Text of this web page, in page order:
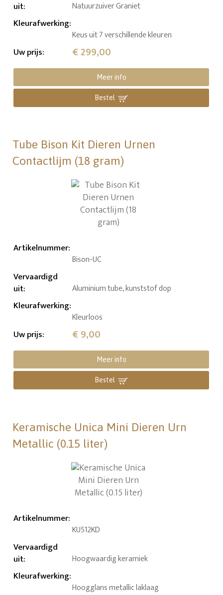
uit: Natuurzuiver Graniet
Kleurafwerking:
Keus uit 7 verschillende kleuren
Uw prijs: € 299,00
Meer info
Bestel
Tube Bison Kit Dieren Urnen
Contactlijm (18 gram)
Artikelnummer:
Bison-UC
Vervaardigd
uit: Aluminium tube, kunststof dop
Kleurafwerking:
Kleurloos
Uw prijs: € 9,00
Meer info
Bestel
Keramische Unica Mini Dieren Urn
Metallic (0.15 liter)
Artikelnummer:
KU512KD
Vervaardigd
uit: Hoogwaardig keramiek
Kleurafwerking:
Hoogglans metallic laklaag